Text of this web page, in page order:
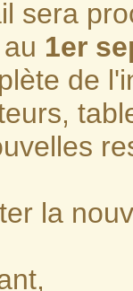
sera
1er
de
la